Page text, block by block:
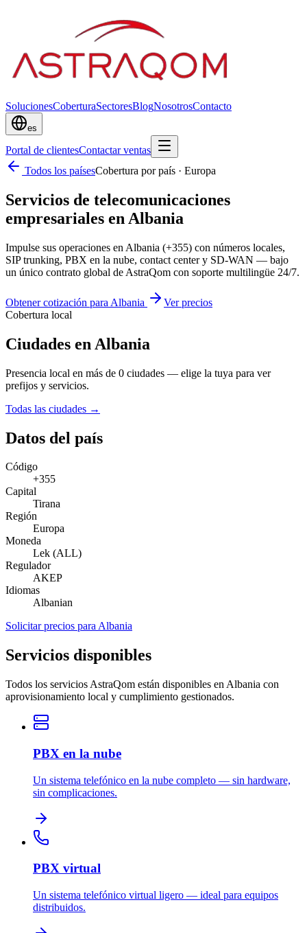
SolucionesCoberturaSectoresBlogNosotrosContacto
es
Portal de clientesContactar ventas
Todos los paísesCobertura por país · Europa
Servicios de telecomunicaciones
empresariales en Albania
Impulse sus operaciones en Albania (+355) con números locales,
SIP trunking, PBX en la nube, contact center y SD-WAN — bajo
un único contrato global de AstraQom con soporte multilingüe 24/7.
Obtener cotización para Albania
Ver precios
Cobertura local
Ciudades en Albania
Presencia local en más de 0 ciudades — elige la tuya para ver
prefijos y servicios.
Todas las ciudades →
Datos del país
Código
+355
Capital
Tirana
Región
Europa
Moneda
Lek (ALL)
Regulador
AKEP
Idiomas
Albanian
Solicitar precios para Albania
Servicios disponibles
Todos los servicios AstraQom están disponibles en Albania con
aprovisionamiento local y cumplimiento gestionados.
PBX en la nube
Un sistema telefónico en la nube completo — sin hardware,
sin complicaciones.
PBX virtual
Un sistema telefónico virtual ligero — ideal para equipos
distribuidos.